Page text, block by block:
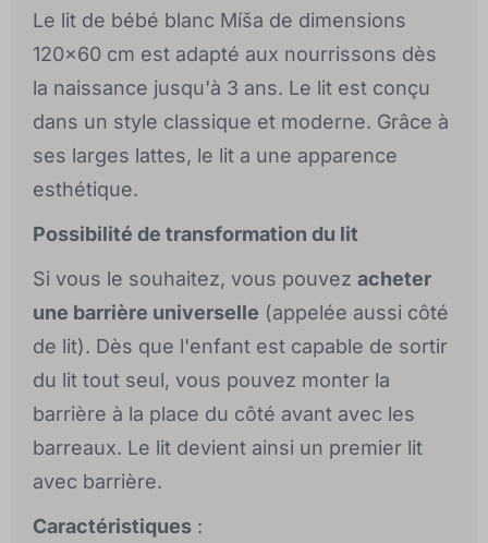
Le lit de bébé blanc Míša de dimensions
120x60 cm est adapté aux nourrissons dès
la naissance jusqu'à 3 ans. Le lit est conçu
dans un style classique et moderne. Grâce à
ses larges lattes, le lit a une apparence
esthétique.
Possibilité de transformation du lit
Si vous le souhaitez, vous pouvez acheter
une barrière universelle (appelée aussi côté
de lit). Dès que l'enfant est capable de sortir
du lit tout seul, vous pouvez monter la
barrière à la place du côté avant avec les
barreaux. Le lit devient ainsi un premier lit
avec barrière.
Caractéristiques :